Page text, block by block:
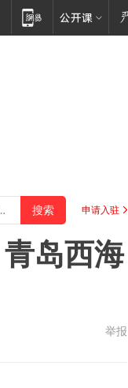
申请入驻
岛西海
举报